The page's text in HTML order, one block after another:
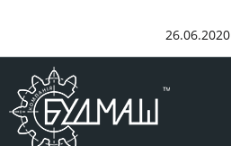
26.06.2020